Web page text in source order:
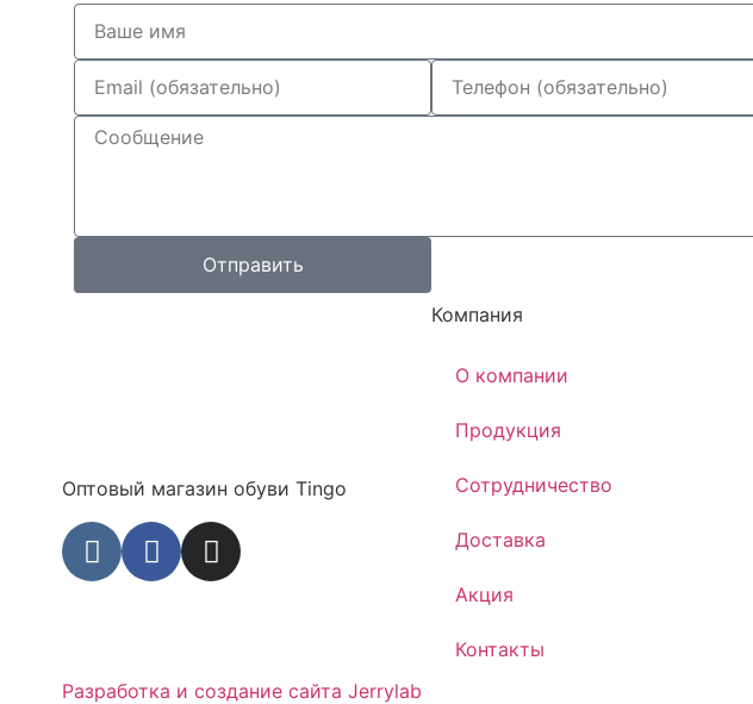
Отправить
Оптовый магазин обуви Tingo
Компания
О компании
Продукция
Сотрудничество
Доставка
Акция
Контакты
Разработка и создание сайта Jerrylab